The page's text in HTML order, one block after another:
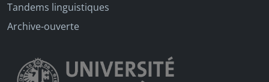
Tandems linguistiques
Archive-ouverte